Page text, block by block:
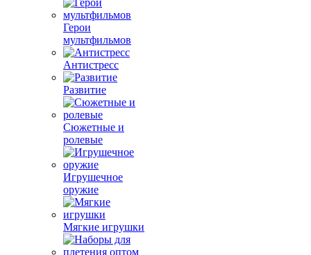
Герои
мультфильмов
Антистресс
Развитие
Сюжетные и
ролевые
Игрушечное
оружие
Мягкие игрушки